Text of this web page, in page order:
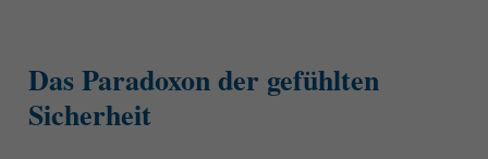
Das Paradoxon der gefühlten
Sicherheit